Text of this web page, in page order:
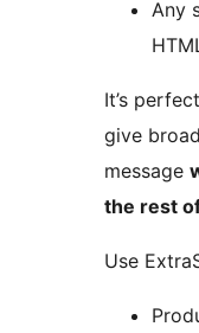
Any
It’s
give
message
the rest
Use